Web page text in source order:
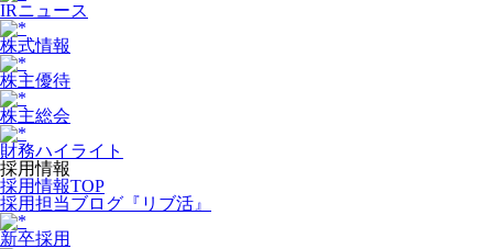
IRニュース
株式情報
株主優待
株主総会
財務ハイライト
採用情報
採用情報TOP
採用担当ブログ『リブ活』
新卒採用